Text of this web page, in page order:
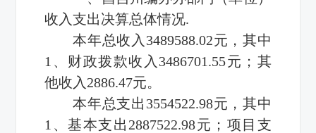
收入支出决算总体情况.
本年总收入3489588.02元，其中
1、财政拨款收入3486701.55元；其
他收入2886.47元。
本年总支出3554522.98元，其中
1、基本支出2887522.98元；项目支